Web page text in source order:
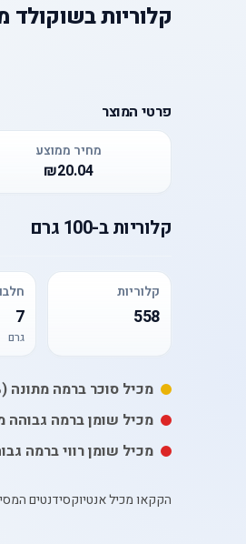
קלוריותבשוקולד מריר
פרטי המוצר
מחיר ממוצע
₪20.04
קלוריותב-100 גרם
קלוריות
558
7
גרם
מכיל סוכר ברמה מתונה (20%)
מכיל שומןברמה גבוהה
מכיל שומן רוויברמה
הקקאו מכיל אנטיוקסידנטים